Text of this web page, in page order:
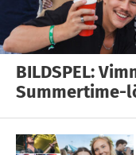
BILDSPEL:
Summertime-